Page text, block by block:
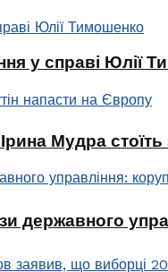
у справі Юлії
Мудра